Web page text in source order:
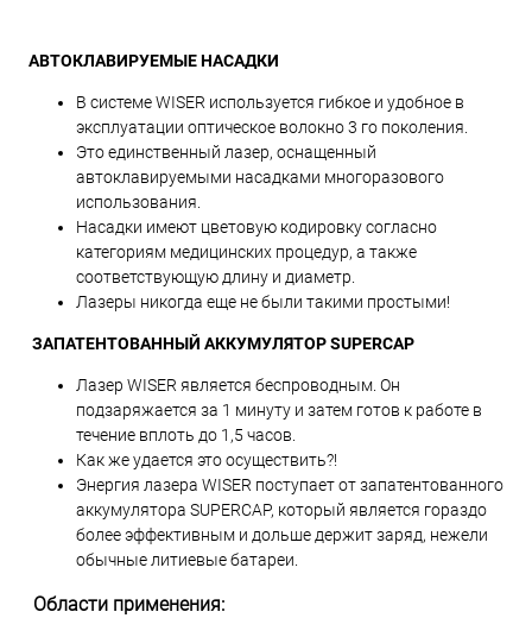
АВТОКЛАВИРУЕМЫЕ НАСАДКИ
В системе WISER используется гибкое и удобное в
эксплуатации оптическое волокно 3 го поколения.
Это единственный лазер, оснащенный
автоклавируемыми насадками многоразового
использования.
Насадки имеют цветовую кодировку согласно
категориям медицинских процедур, а также
соответствующую длину и диаметр.
Лазеры никогда еще не были такими простыми!
ЗАПАТЕНТОВАННЫЙ АККУМУЛЯТОР SUPERCAP
Лазер WISER является беспроводным. Он
подзаряжается за 1 минуту и затем готов к работе в
течение вплоть до 1,5 часов.
Как же удается это осуществить?!
Энергия лазера WISER поступает от запатентованного
аккумулятора SUPERCAP, который является гораздо
более эффективным и дольше держит заряд, нежели
обычные литиевые батареи.
Области применения: